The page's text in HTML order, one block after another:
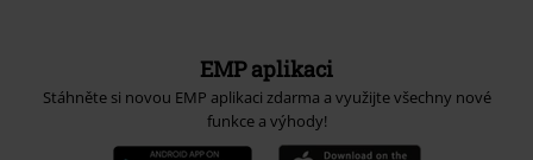
EMP aplikaci
Stáhněte si novou EMP aplikaci zdarma a využijte všechny nové
funkce a výhody!